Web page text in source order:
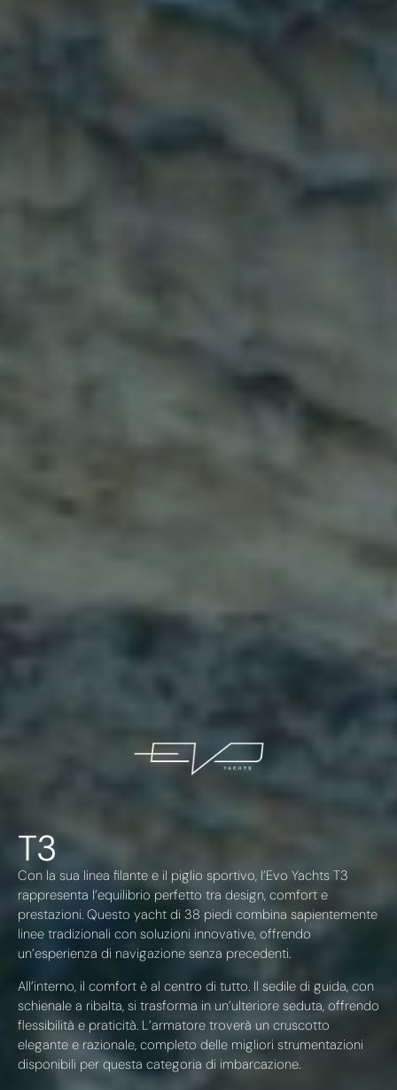
T3
Con la sua linea filante e il piglio sportivo, l’Evo Yachts T3
rappresenta l’equilibrio perfetto tra design, comfort e
prestazioni. Questo yacht di 38 piedi combina sapientemente
linee tradizionali con soluzioni innovative, offrendo
un’esperienza di navigazione senza precedenti.
All’interno, il comfort è al centro di tutto. Il sedile di guida, con
schienale a ribalta, si trasforma in un’ulteriore seduta, offrendo
flessibilità e praticità. L’armatore troverà un cruscotto
elegante e razionale, completo delle migliori strumentazioni
disponibili per questa categoria di imbarcazione.